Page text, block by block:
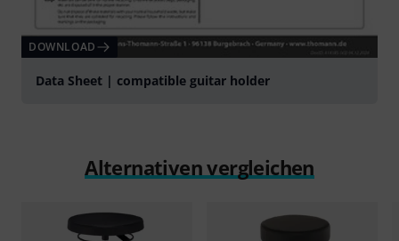
DOWNLOAD
Data Sheet | compatible guitar holder
Alternativen vergleichen